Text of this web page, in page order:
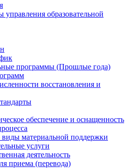
управления образовательной
программы (Прошлые года)
восстановления и
обеспечение и оснащенность
материальной поддержки
услуги
деятельность
приема (перевода)